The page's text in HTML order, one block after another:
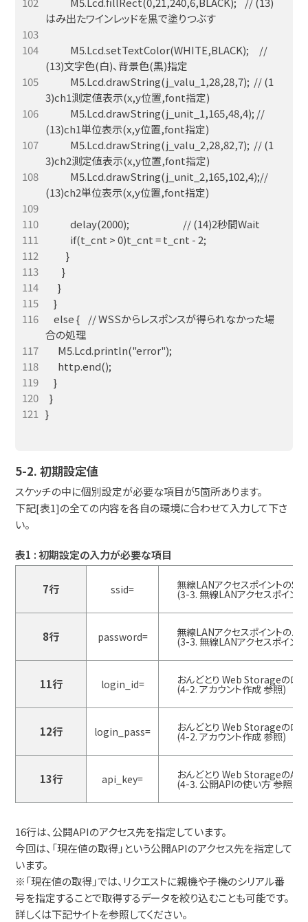
            M5.Lcd.setTextColor(WHITE,BLACK);     //
            M5.Lcd.drawString(j_valu_1,28,28,7);  // (1
            M5.Lcd.drawString(j_unit_1,165,48,4); //
            M5.Lcd.drawString(j_valu_2,28,82,7);  // (1
            M5.Lcd.drawString(j_unit_2,165,102,4);//
    else {    // WSSからレスポンスが得られなかった場
}
5-2. 初期設定値
スケッチの中に個別設定が必要な項目が5箇所あります。
下記[表1]の全ての内容を各自の環境に合わせて入力して下さ
い。
表1 : 初期設定の入力が必要な項目
7行 ssid= 無線LANアクセスポイントの
(3-3. 無線LANアクセスポイン
8行 password= 無線LANアクセスポイントのパ
(3-3. 無線LANアクセスポイン
11行 login_id= おんどとり Web Storageのロ
(4-2. アカウント作成 参照)
12行 login_pass= おんどとり Web Storageのロ
(4-2. アカウント作成 参照)
13行 api_key= おんどとり Web StorageのAPI
(4-3. 公開APIの使い方 参照)
16行は、公開APIのアクセス先を指定しています。
今回は、「現在値の取得」という公開APIのアクセス先を指定して
います。
※「現在値の取得」では、リクエストに親機や子機のシリアル番
号を指定することで取得するデータを絞り込むことも可能です。
詳しくは下記サイトを参照してください。